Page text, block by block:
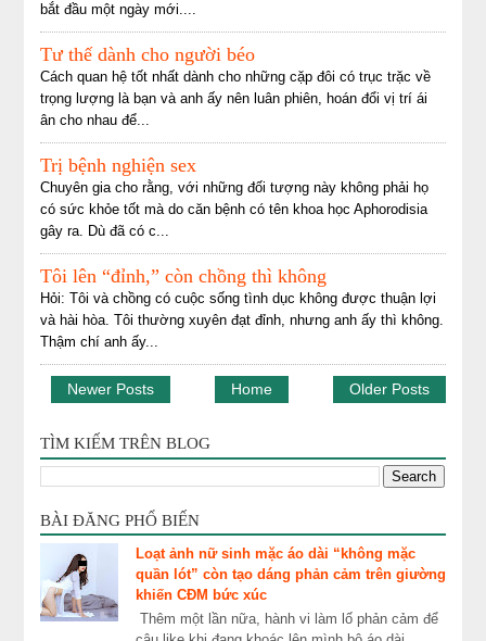
bắt đầu một ngày mới....
Tư thế dành cho người béo
Cách quan hệ tốt nhất dành cho những cặp đôi có trục trặc về
trọng lượng là bạn và anh ấy nên luân phiên, hoán đổi vị trí ái
ân cho nhau để...
Trị bệnh nghiện sex
Chuyên gia cho rằng, với những đối tượng này không phải họ
có sức khỏe tốt mà do căn bệnh có tên khoa học Aphorodisia
gây ra. Dù đã có c...
Tôi lên “đỉnh,” còn chồng thì không
Hỏi: Tôi và chồng có cuộc sống tình dục không được thuận lợi
và hài hòa. Tôi thường xuyên đạt đỉnh, nhưng anh ấy thì không.
Thậm chí anh ấy...
Newer Posts Older Posts
Home
TÌM KIẾM TRÊN BLOG
BÀI ĐĂNG PHỔ BIẾN
Loạt ảnh nữ sinh mặc áo dài “không mặc
quần lót” còn tạo dáng phản cảm trên giường
khiến CĐM bức xúc
Thêm một lần nữa, hành vi làm lố phản cảm để